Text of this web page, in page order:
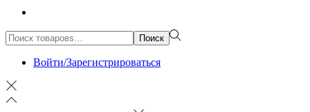
Поиск:> Поиск
Войти/Зарегистрироваться